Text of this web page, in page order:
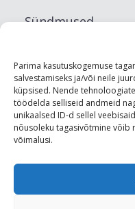
Parima kasutuskogemuse
salvestamiseks ja/või neile
küpsised. Nende
töödelda selliseid andmeid
unikaalsed ID-d sellel
nõusoleku tagasivõtmine
võimalusi.
Sündmused
Maitseelamused
Visit Tallinn